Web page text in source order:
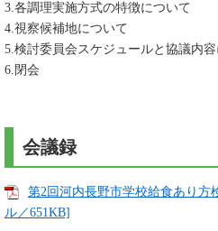
3.各調理実施方式の特徴について
4.視察候補地について
5.検討委員会スケジュールと協議内
6.閉会
会議録
第2回河内長野市学校給食あり方
ル／651KB]